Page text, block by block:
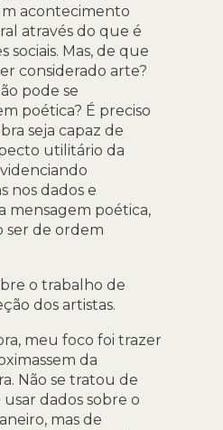
acontecimento
através do que é
sociais. Mas, de que
considerado arte?
pode se
poética? É preciso
seja capaz de
utilitário da
nos dados e
mensagem poética,
ser de ordem
o trabalho de
dos artistas.
meu foco foi trazer
da
Não se tratou de
dados sobre o
mas de